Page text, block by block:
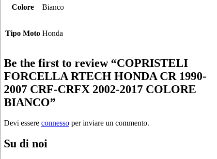
Colore Bianco
Tipo Moto Honda
Be the first to review “COPRISTELI
FORCELLA RTECH HONDA CR 1990-
2007 CRF-CRFX 2002-2017 COLORE
BIANCO”
Devi essere connesso per inviare un commento.
Su di noi